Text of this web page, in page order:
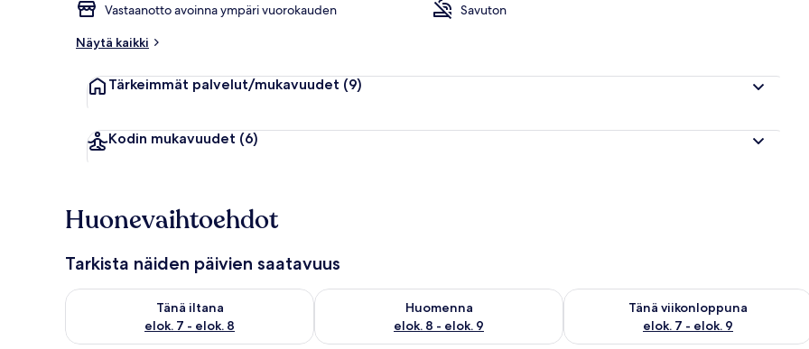
Vastaanotto avoinna ympäri vuorokauden
Savuton
Näytä kaikki
Tärkeimmät palvelut/mukavuudet (9)
Kodin mukavuudet (6)
Huonevaihtoehdot
Tarkista näiden päivien saatavuus
Tänä iltana
elok. 7 - elok. 8
Tarkista tämän illan saatavuus elok. 7 - elok. 8
Huomenna
elok. 8 - elok. 9
Tarkista huomisen saatavuus elok. 8 - elok. 9
Tänä viikonloppuna
elok. 7 - elok. 9
Tarkista tämän viikonlopun saatavuus